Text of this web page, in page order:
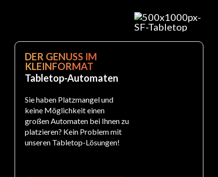
DER GENUSS IM
KLEINFORMAT
Tabletop-Automaten
Sie haben Platzmangel und
keine Möglichkeit einen
großen Automaten bei Ihnen zu
platzieren? Kein Problem mit
unseren Tabletop-Lösungen!